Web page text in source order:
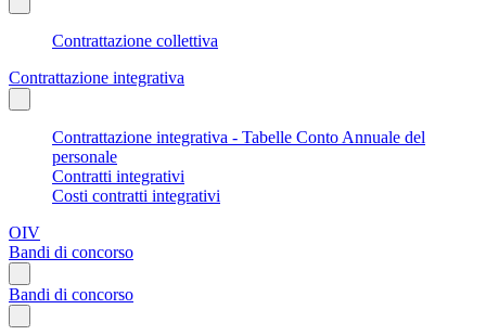
Contrattazione collettiva
Contrattazione integrativa
Contrattazione integrativa - Tabelle Conto Annuale del
personale
Contratti integrativi
Costi contratti integrativi
OIV
Bandi di concorso
Bandi di concorso